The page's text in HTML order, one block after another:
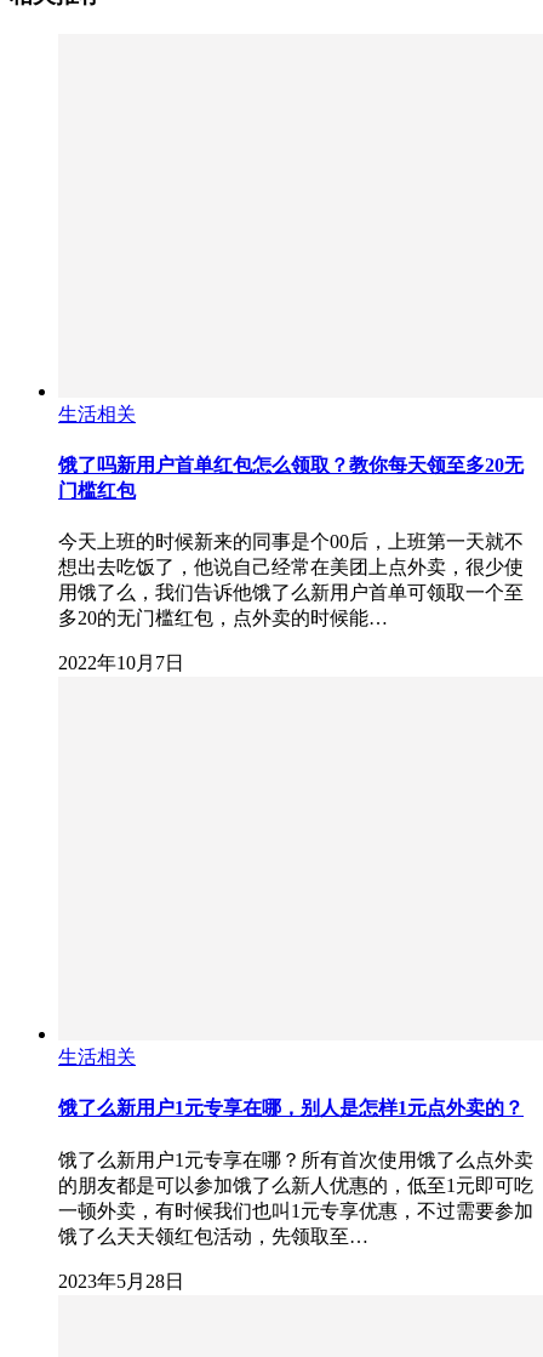
生活相关
饿了吗新用户首单红包怎么领取？教你每天领至多20无
门槛红包
今天上班的时候新来的同事是个00后，上班第一天就不
想出去吃饭了，他说自己经常在美团上点外卖，很少使
用饿了么，我们告诉他饿了么新用户首单可领取一个至
多20的无门槛红包，点外卖的时候能…
2022年10月7日
生活相关
饿了么新用户1元专享在哪，别人是怎样1元点外卖的？
饿了么新用户1元专享在哪？所有首次使用饿了么点外卖
的朋友都是可以参加饿了么新人优惠的，低至1元即可吃
一顿外卖，有时候我们也叫1元专享优惠，不过需要参加
饿了么天天领红包活动，先领取至…
2023年5月28日